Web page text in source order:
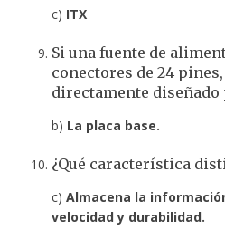
c) ITX
Si una fuente de
conectores de 24
directamente
b) La placa base.
¿Qué característica
c) Almacena la
velocidad y durabilidad.